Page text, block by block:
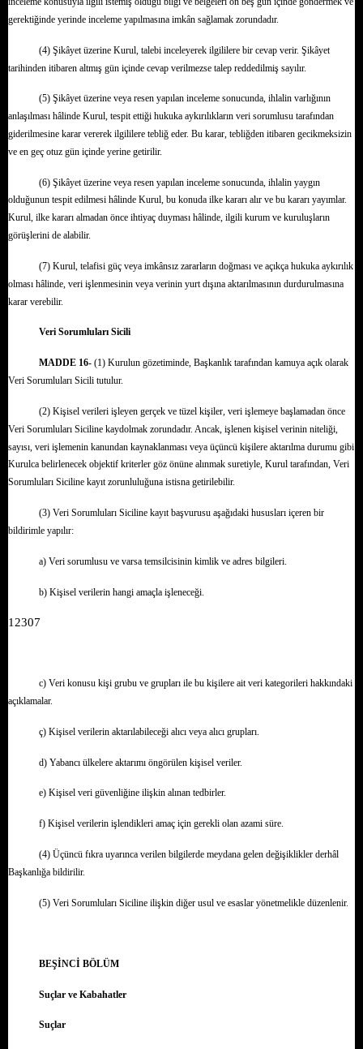
gerektiğinde yerinde inceleme yapılmasına imkân sağlamak zorundadır.
(4) Şikâyet üzerine Kurul, talebi inceleyerek ilgililere bir cevap verir. Şikâyet
tarihinden itibaren altmış gün içinde cevap verilmezse talep reddedilmiş sayılır.
(5) Şikâyet üzerine veya resen yapılan inceleme sonucunda, ihlalin varlığının
anlaşılması hâlinde Kurul, tespit ettiği hukuka aykırılıkların veri sorumlusu tarafından
giderilmesine karar vererek ilgililere tebliğ eder. Bu karar, tebliğden itibaren gecikmeksizin
ve en geç otuz gün içinde yerine getirilir.
(6) Şikâyet üzerine veya resen yapılan inceleme sonucunda, ihlalin yaygın
olduğunun tespit edilmesi hâlinde Kurul, bu konuda ilke kararı alır ve bu kararı yayımlar.
Kurul, ilke kararı almadan önce ihtiyaç duyması hâlinde, ilgili kurum ve kuruluşların
görüşlerini de alabilir.
(7) Kurul, telafisi güç veya imkânsız zararların doğması ve açıkça hukuka aykırılık
olması hâlinde, veri işlenmesinin veya verinin yurt dışına aktarılmasının durdurulmasına
karar verebilir.
Veri Sorumluları Sicili
MADDE 16-(1) Kurulun gözetiminde, Başkanlık tarafından kamuya açık olarak
Veri Sorumluları Sicili tutulur.
(2) Kişisel verileri işleyen gerçek ve tüzel kişiler, veri işlemeye başlamadan önce
Veri Sorumluları Siciline kaydolmak zorundadır. Ancak, işlenen kişisel verinin niteliği,
sayısı, veri işlemenin kanundan kaynaklanması veya üçüncü kişilere aktarılma durumu gibi
Kurulca belirlenecek objektif kriterler göz önüne alınmak suretiyle, Kurul tarafından, Veri
Sorumluları Siciline kayıt zorunluluğuna istisna getirilebilir.
(3) Veri Sorumluları Siciline kayıt başvurusu aşağıdaki hususları içeren bir
bildirimle yapılır:
a) Veri sorumlusu ve varsa temsilcisinin kimlik ve adres bilgileri.
b) Kişisel verilerin hangi amaçla işleneceği.
12307
c) Veri konusu kişi grubu ve grupları ile bu kişilere ait veri kategorileri hakkındaki
açıklamalar.
ç) Kişisel verilerin aktarılabileceği alıcı veya alıcı grupları.
d) Yabancı ülkelere aktarımı öngörülen kişisel veriler.
e) Kişisel veri güvenliğine ilişkin alınan tedbirler.
f) Kişisel verilerin işlendikleri amaç için gerekli olan azami süre.
(4) Üçüncü fıkra uyarınca verilen bilgilerde meydana gelen değişiklikler derhâl
Başkanlığa bildirilir.
(5) Veri Sorumluları Siciline ilişkin diğer usul ve esaslar yönetmelikle düzenlenir.
BEŞİNCİ BÖLÜM
Suçlar ve Kabahatler
Suçlar